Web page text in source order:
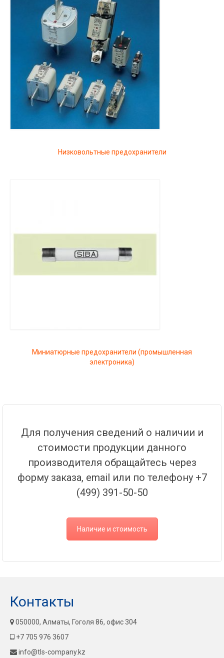
Низковольтные предохранители
Миниатюрные предохранители (промышленная
электроника)
Для получения сведений о наличии и
стоимости продукции данного
производителя обращайтесь через
форму заказа, email или по телефону +7
(499) 391-50-50
Наличие и стоимость
Контакты
050000, Алматы, Гоголя 86, офис 304
+7 705 976 3607
info@tls-company.kz